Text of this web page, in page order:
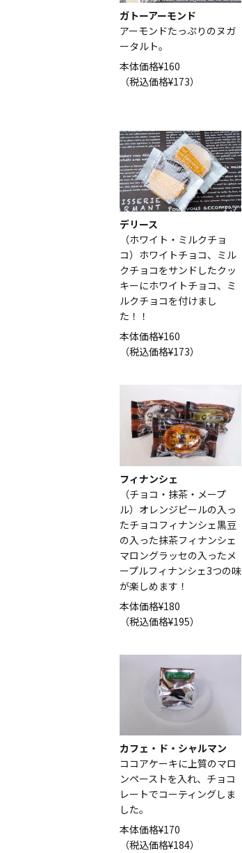
ガトーアーモンド
アーモンドたっぷりのヌガ
ータルト。
本体価格¥160
（税込価格¥173）
デリース
（ホワイト・ミルクチョ
コ）ホワイトチョコ、ミル
クチョコをサンドしたクッ
キーにホワイトチョコ、ミ
ルクチョコを付けまし
た！！
本体価格¥160
（税込価格¥173）
フィナンシェ
（チョコ・抹茶・メープ
ル）オレンジピールの入っ
たチョコフィナンシェ黒豆
の入った抹茶フィナンシェ
マロングラッセの入ったメ
ープルフィナンシェ3つの味
が楽しめます！
本体価格¥180
（税込価格¥195）
カフェ・ド・シャルマン
ココアケーキに上質のマロ
ンペーストを入れ、チョコ
レートでコーティングしま
した。
本体価格¥170
（税込価格¥184）